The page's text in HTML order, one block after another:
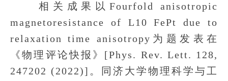
相关成果以Fourfold anisotropic
magnetoresistance of L10 FePt due to
relaxation time anisotropy为题发表在
《物理评论快报》[Phys. Rev. Lett. 128,
247202 (2022)]。同济大学物理科学与工